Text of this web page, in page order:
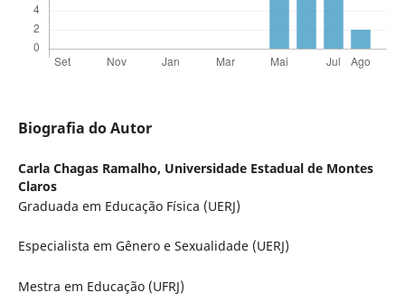
Biografia do Autor
Carla Chagas Ramalho, Universidade Estadual de Montes
Claros
Graduada em Educação Física (UERJ)
Especialista em Gênero e Sexualidade (UERJ)
Mestra em Educação (UFRJ)